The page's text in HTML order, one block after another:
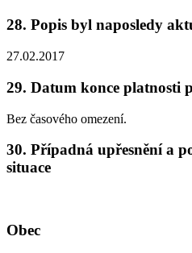
28. Popis byl naposledy
27.02.2017
29. Datum konce platnosti
Bez časového omezení.
30. Případná upřesnění a
situace
Obec